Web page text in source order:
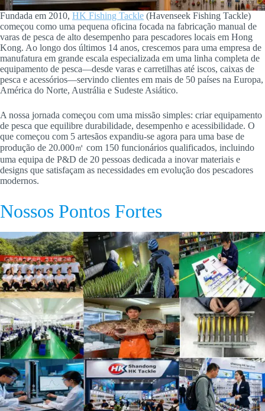
Fundada em 2010, HK Fishing Tackle (Havenseek Fishing Tackle)
começou como uma pequena oficina focada na fabricação manual de
varas de pesca de alto desempenho para pescadores locais em Hong
Kong. Ao longo dos últimos 14 anos, crescemos para uma empresa de
manufatura em grande escala especializada em uma linha completa de
equipamento de pesca—desde varas e carretilhas até iscos, caixas de
pesca e acessórios—servindo clientes em mais de 50 países na Europa,
América do Norte, Austrália e Sudeste Asiático.
A nossa jornada começou com uma missão simples: criar equipamento
de pesca que equilibre durabilidade, desempenho e acessibilidade. O
que começou com 5 artesãos expandiu-se agora para uma base de
produção de 20.000㎡ com 150 funcionários qualificados, incluindo
uma equipa de P&D de 20 pessoas dedicada a inovar materiais e
designs que satisfaçam as necessidades em evolução dos pescadores
modernos.
Nossos Pontos Fortes